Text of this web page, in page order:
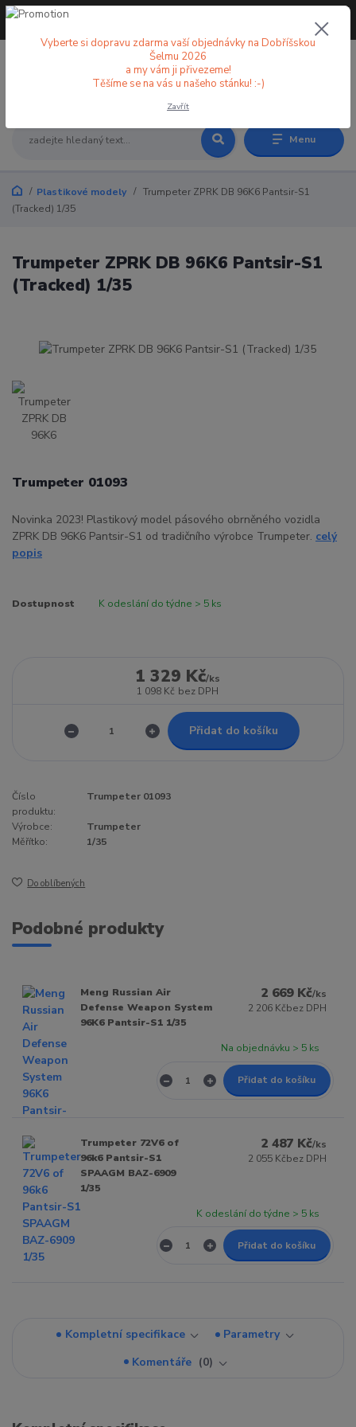
Menu
+420 773 998 582
Plastikové modely
Trumpeter ZPRK DB 96K6 Pantsir-S1
(Tracked) 1/35
Trumpeter ZPRK DB 96K6 Pantsir-S1
(Tracked) 1/35
Trumpeter 01093
Novinka 2023! Plastikový model pásového obrněného vozidla
ZPRK DB 96K6 Pantsir-S1 od tradičního výrobce Trumpeter. celý
popis
Dostupnost K odeslání do týdne > 5 ks
1 329 Kč/ks
1 098 Kč bez DPH
Přidat do košíku
Číslo
produktu:
Trumpeter 01093
Výrobce:
Trumpeter
Měřítko:
1/35
Do oblíbených
Podobné produkty
Meng Russian Air
Defense Weapon System
96K6 Pantsir-S1 1/35
2 669 Kč/ks
2 206 Kčbez DPH
Na objednávku > 5 ks
Přidat do košíku
Trumpeter 72V6 of
96k6 Pantsir-S1
SPAAGM BAZ-6909
1/35
2 487 Kč/ks
2 055 Kčbez DPH
K odeslání do týdne > 5 ks
Přidat do košíku
Kompletní specifikace
Parametry
Komentáře
0
Vyberte si dopravu zdarma vaší objednávky na Dobříšskou
Šelmu 2026
a my vám ji přivezeme!
Těšíme se na vás u našeho stánku! :-)
Zavřít